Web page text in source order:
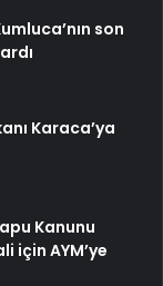
son
Karaca’ya
Kanunu
için AYM’ye